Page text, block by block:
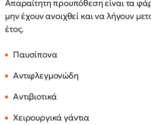
Απαραίτητη προυπόθεση είναι τα
μην έχουν ανοιχθεί και να λήγουν
έτος.
Παυσίπονα
Αντιφλεγμονώδη
Αντιβιοτικά
Χειρουργικά γάντια